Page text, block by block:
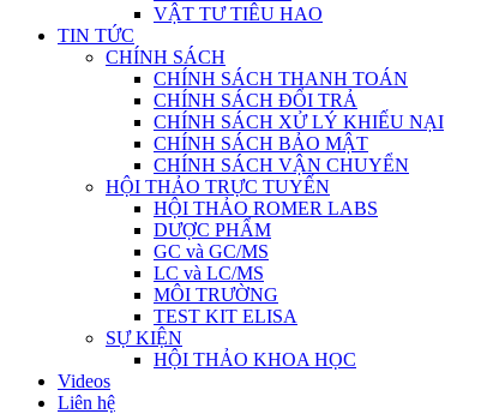
VẬT TƯ TIÊU HAO
TIN TỨC
CHÍNH SÁCH
CHÍNH SÁCH THANH TOÁN
CHÍNH SÁCH ĐỔI TRẢ
CHÍNH SÁCH XỬ LÝ KHIẾU NẠI
CHÍNH SÁCH BẢO MẬT
CHÍNH SÁCH VẬN CHUYỂN
HỘI THẢO TRỰC TUYẾN
HỘI THẢO ROMER LABS
DƯỢC PHẨM
GC và GC/MS
LC và LC/MS
MÔI TRƯỜNG
TEST KIT ELISA
SỰ KIỆN
HỘI THẢO KHOA HỌC
Videos
Liên hệ